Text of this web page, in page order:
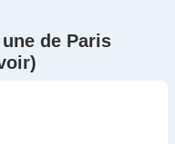
de Paris